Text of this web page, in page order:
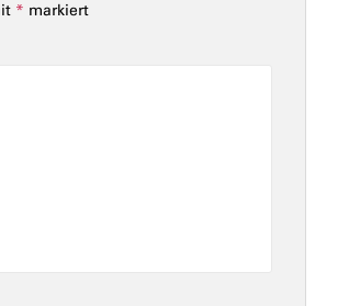
* markiert